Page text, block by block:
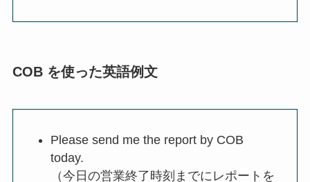
COB を使った英語例文
Please send me the report by COB
today.
（今日の営業終了時刻までにレポートを